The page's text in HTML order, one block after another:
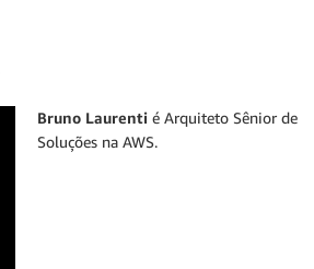
Bruno Laurenti é Arquiteto Sênior de
Soluções na AWS.